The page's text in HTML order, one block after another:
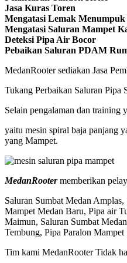
Jasa Kuras Toren
Mengatasi Lemak Menumpuk
Mengatasi Saluran Mampet
Deteksi Pipa Air Bocor
Pebaikan Saluran PDAM
MedanRooter sediakan Jasa
Tukang Perbaikan Saluran Pipa
Selain pengalaman dan training
yaitu mesin spiral baja panjang
yang Mampet.
MedanRootermemberikan
Saluran Sumbat Medan
Mampet Medan Baru, Pipa air
Maimun, Saluran Sumbat
Tembung, Pipa Paralon
Tim kami MedanRooter Tidak